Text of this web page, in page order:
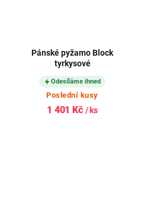
Pánské pyžamo Block
tyrkysové
Odesíláme ihned
Poslední kusy
1 401 Kč / ks